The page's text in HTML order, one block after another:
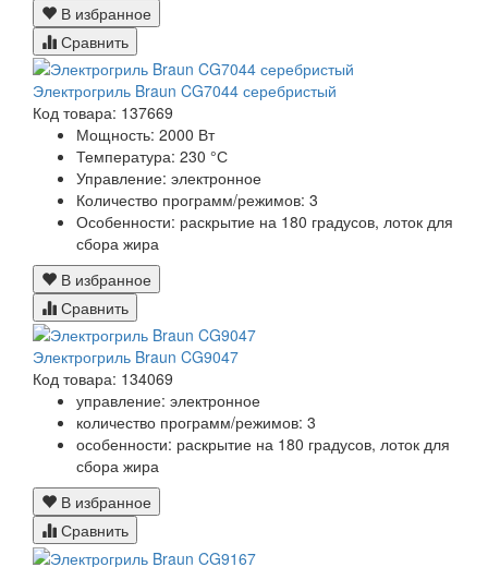
В избранное
Сравнить
Электрогриль Braun CG7044 серебристый
Код товара: 137669
Мощность: 2000 Вт
Температура: 230 °С
Управление: электронное
Количество программ/режимов: 3
Особенности: раскрытие на 180 градусов, лоток для
сбора жира
В избранное
Сравнить
Электрогриль Braun CG9047
Код товара: 134069
управление: электронное
количество программ/режимов: 3
особенности: раскрытие на 180 градусов, лоток для
сбора жира
В избранное
Сравнить